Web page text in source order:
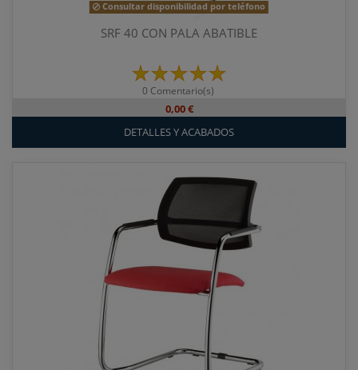
Consultar disponibilidad por teléfono
SRF 40 CON PALA ABATIBLE
0 Comentario(s)
0,00 €
DETALLES Y ACABADOS